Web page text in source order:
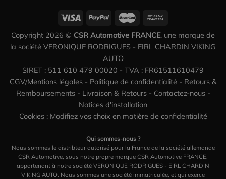
Copyright 2026 © CSR Automotive FRANCE, une marque de
la société VERONIQUE RODRIGUES - EIRL CHARDIN VIKING
AUTO
SIRET : 511 610 479 00020 - TVA : FR61511610479
CGV/Mentions légales- Politique de confidentialité - Retours &
Remboursements- Livraison & Retours- Contactez-nous-
Notices d'installation
Cookies : Modifiez vos choix en matière de confidentialité
Qui sommes-nous ?
Nous sommes le distribteur autorisé pour la France de la société allemande
CSR Automotive, sous notre propre marque CSR Automotive FRANCE,
appartenant à notre société VERONIQUE RODRIGUES - EIRL CHARDIN
VIKING AUTO. Nous sommes une société immatriculée, et qui exerce